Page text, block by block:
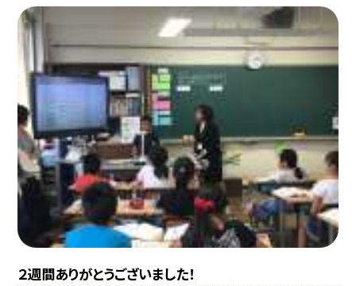
２週間ありがとうございました！